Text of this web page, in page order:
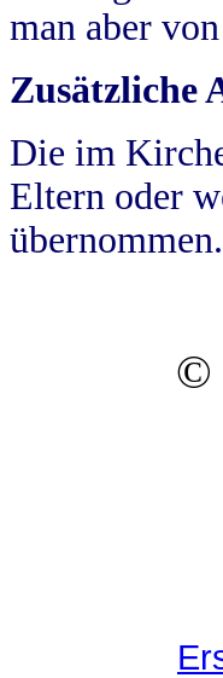
man aber
Zusätzliche
Die im
Eltern oder
übernommen.
©